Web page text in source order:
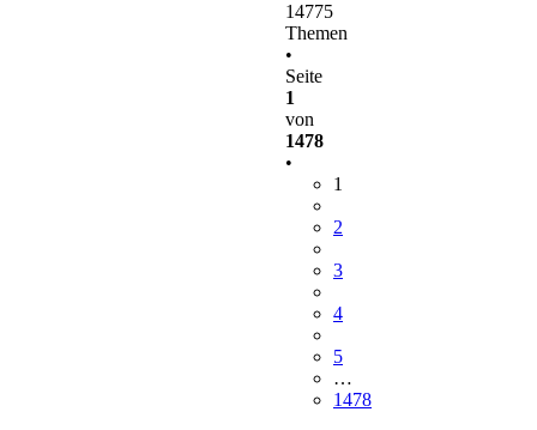
14775
Themen
•
Seite
1
von
1478
•
1
2
3
4
5
…
1478